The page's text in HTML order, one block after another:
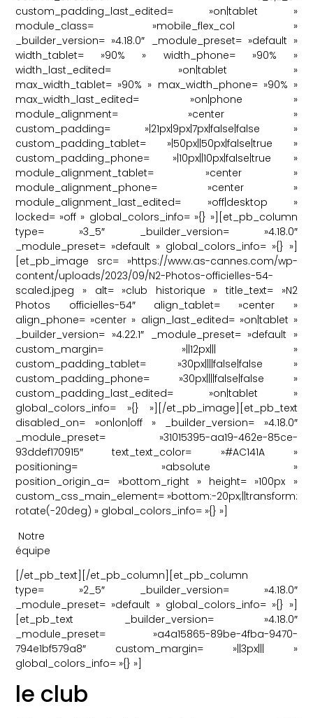
custom_padding_last_edited= »on|tablet »
module_class= »mobile_flex_col »
_builder_version= »4.18.0″ _module_preset= »default »
width_tablet= »90% » width_phone= »90% »
width_last_edited= »on|tablet »
max_width_tablet= »90% » max_width_phone= »90% »
max_width_last_edited= »on|phone »
module_alignment= »center »
custom_padding= »|21px|9px|7px|false|false »
custom_padding_tablet= »|50px||50px|false|true »
custom_padding_phone= »|10px||10px|false|true »
module_alignment_tablet= »center »
module_alignment_phone= »center »
module_alignment_last_edited= »off|desktop »
locked= »off » global_colors_info= »{} »][et_pb_column
type= »3_5″ _builder_version= »4.18.0″
_module_preset= »default » global_colors_info= »{} »]
[et_pb_image src= »https://www.as-cannes.com/wp-
content/uploads/2023/09/N2-Photos-officielles-54-
scaled.jpeg » alt= »club historique » title_text= »N2
Photos officielles-54″ align_tablet= »center »
align_phone= »center » align_last_edited= »on|tablet »
_builder_version= »4.22.1″ _module_preset= »default »
custom_margin= »||12px||| »
custom_padding_tablet= »30px||||false|false »
custom_padding_phone= »30px||||false|false »
custom_padding_last_edited= »on|tablet »
global_colors_info= »{} »][/et_pb_image][et_pb_text
disabled_on= »on|on|off » _builder_version= »4.18.0″
_module_preset= »31015395-aa19-462e-85ce-
93ddef170915″ text_text_color= »#AC141A »
positioning= »absolute »
position_origin_a= »bottom_right » height= »100px »
custom_css_main_element= »bottom:-20px;||transform:
rotate(-20deg) » global_colors_info= »{} »]
Notre
équipe
[/et_pb_text][/et_pb_column][et_pb_column
type= »2_5″ _builder_version= »4.18.0″
_module_preset= »default » global_colors_info= »{} »]
[et_pb_text _builder_version= »4.18.0″
_module_preset= »a4a15865-89be-4fba-9470-
794e1bf579a8″ custom_margin= »||3px||| »
global_colors_info= »{} »]
le club